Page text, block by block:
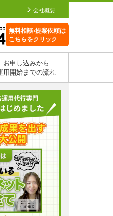
会社概要
無料相談•提案依頼は
こちらをクリック
お申し込みから
用開始までの流れ